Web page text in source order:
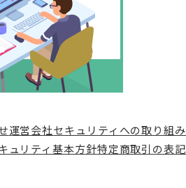
運営会社セキュリティへの取り組み
ュリティ基本方針特定商取引の表記